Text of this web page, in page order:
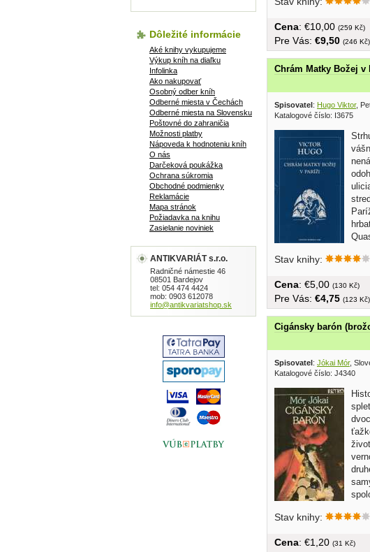
Cena: €10,00 (259 Kč)
Pre Vás: €9,50 (246 Kč)
Chrám Matky Božej v
Spisovatel: Hugo Viktor,
Katalogové číslo: I3675
Stav knihy:
Cena: €5,00 (130 Kč)
Pre Vás: €4,75 (123 Kč)
Cigánsky barón
Spisovatel: Jókai Mór,
Katalogové číslo: J4340
Stav knihy:
Cena: €1,20 (31 Kč)
Dôležité informácie
Aké knihy vykupujeme
Výkup kníh na diaľku
Infolinka
Ako nakupovať
Osobný odber kníh
Odberné miesta v Čechách
Odberné miesta na Slovensku
Poštovné do zahraničia
Možnosti platby
Nápoveda k hodnoteniu kníh
O nás
Darčeková poukážka
Ochrana súkromia
Obchodné podmienky
Reklamácie
Mapa stránok
Požiadavka na knihu
Zasielanie noviniek
ANTIKVARIÁT s.r.o.
Radničné námestie 46
08501 Bardejov
tel: 054 474 4424
mob: 0903 612078
info@antikvariatshop.sk